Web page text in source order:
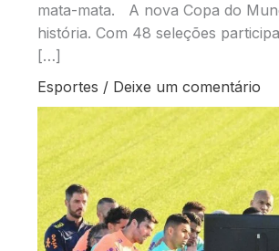
mata-mata. A nova Copa do
história. Com 48 seleções
[…]
Esportes / Deixe um comentário